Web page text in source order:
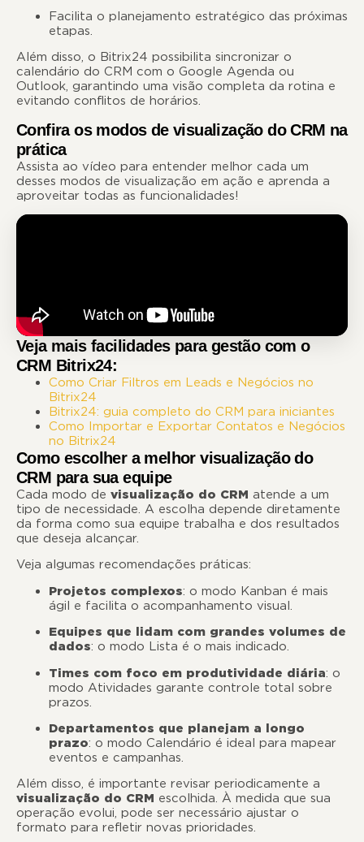
Facilita o planejamento estratégico das próximas
etapas.
Além disso, o Bitrix24 possibilita sincronizar o
calendário do CRM com o Google Agenda ou
Outlook, garantindo uma visão completa da rotina e
evitando conflitos de horários.
Confira os modos de visualização do CRM na
prática
Assista ao vídeo para entender melhor cada um
desses modos de visualização em ação e aprenda a
aproveitar todas as funcionalidades!
Veja mais facilidades para gestão com o
CRM Bitrix24:
Como Criar Filtros em Leads e Negócios no
Bitrix24
Bitrix24: guia completo do CRM para iniciantes
Como Importar e Exportar Contatos e Negócios
no Bitrix24
Como escolher a melhor visualização do
CRM para sua equipe
Cada modo de visualização do CRM atende a um
tipo de necessidade. A escolha depende diretamente
da forma como sua equipe trabalha e dos resultados
que deseja alcançar.
Veja algumas recomendações práticas:
Projetos complexos: o modo Kanban é mais
ágil e facilita o acompanhamento visual.
Equipes que lidam com grandes volumes de
dados: o modo Lista é o mais indicado.
Times com foco em produtividade diária: o
modo Atividades garante controle total sobre
prazos.
Departamentos que planejam a longo
prazo: o modo Calendário é ideal para mapear
eventos e campanhas.
Além disso, é importante revisar periodicamente a
visualização do CRM escolhida. À medida que sua
operação evolui, pode ser necessário ajustar o
formato para refletir novas prioridades.